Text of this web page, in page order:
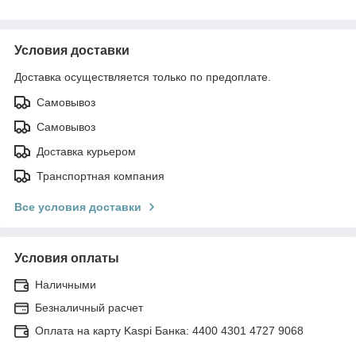
Условия доставки
Доставка осуществляется только по предоплате.
Самовывоз
Самовывоз
Доставка курьером
Транспортная компания
Все условия доставки
Условия оплаты
Наличными
Безналичный расчет
Оплата на карту Kaspi Банка: 4400 4301 4727 9068